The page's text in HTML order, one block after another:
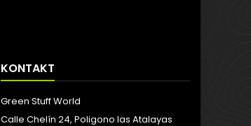
KONTAKT
Green Stuff World
Calle Chelín 24, Poligono las Atalayas